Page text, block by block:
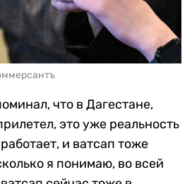
что в Дагестане,
это уже реальность
и ватсап тоже
я понимаю, во всей